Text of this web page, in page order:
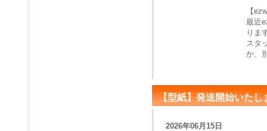
【
最近
りま
スタ
か、
【型紙】発送開始いたし
2026年06月15日